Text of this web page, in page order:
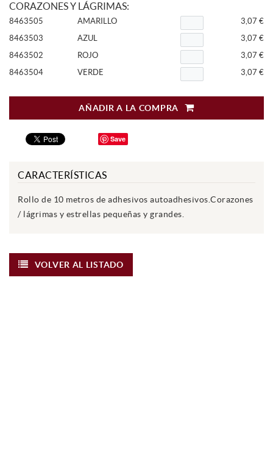
CORAZONES Y LÁGRIMAS:
8463505 AMARILLO
3,07 €
8463503
AZUL
3,07 €
8463502
ROJO
3,07 €
8463504
VERDE 3,07 €
AÑADIR A LA COMPRA
Save
CARACTERÍSTICAS
Rollo de 10 metros de adhesivos autoadhesivos.Corazones
/ lágrimas y estrellas pequeñas y grandes.
VOLVER AL LISTADO